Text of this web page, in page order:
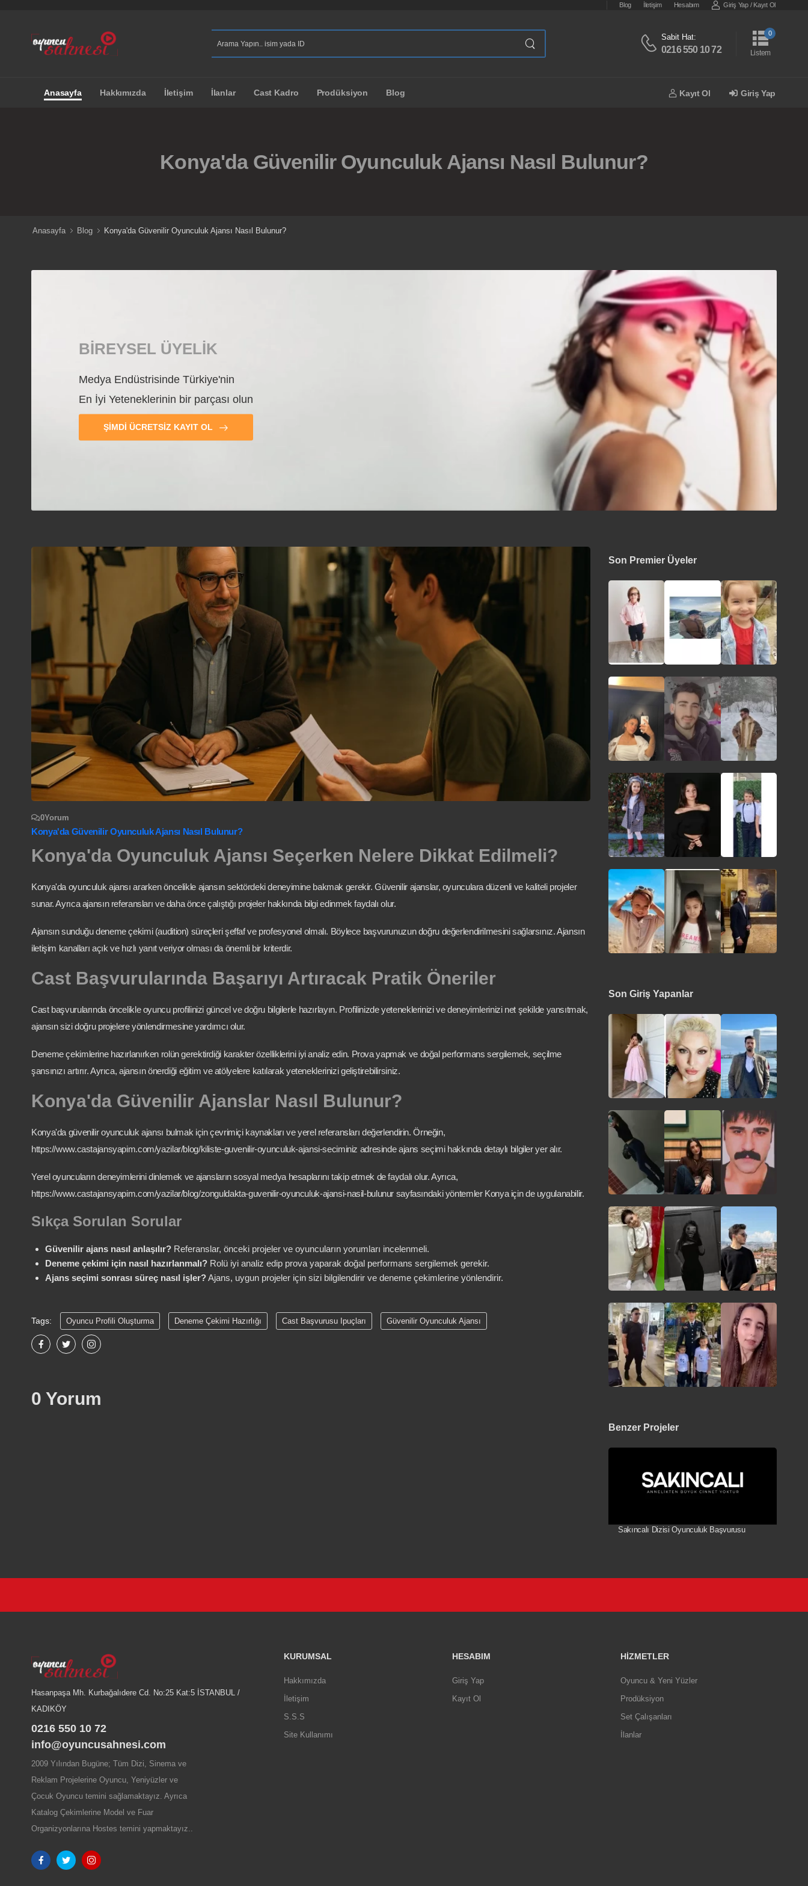
Blog İletişim Hesabım Giriş Yap / Kayıt Ol
Sabit Hat:
0216 550 10 72
0
Listem
Anasayfa Hakkımızda İletişim İlanlar Cast Kadro Prodüksiyon Blog Kayıt Ol Giriş Yap
Konya'da Güvenilir Oyunculuk Ajansı Nasıl Bulunur?
Anasayfa Blog Konya'da Güvenilir Oyunculuk Ajansı Nasıl Bulunur?
BIREYSEL ÜYELIK
Medya Endüstrisinde Türkiye'nin
En İyi Yeteneklerinin bir parçası olun
ŞIMDI ÜCRETSIZ KAYIT OL
0Yorum
Konya'da Güvenilir Oyunculuk Ajansı Nasıl Bulunur?
Konya'da Oyunculuk Ajansı Seçerken Nelere Dikkat Edilmeli?
Konya'da oyunculuk ajansı ararken öncelikle ajansın sektördeki deneyimine bakmak gerekir. Güvenilir ajanslar, oyunculara düzenli ve kaliteli projeler
sunar. Ayrıca ajansın referansları ve daha önce çalıştığı projeler hakkında bilgi edinmek faydalı olur.
Ajansın sunduğu deneme çekimi (audition) süreçleri şeffaf ve profesyonel olmalı. Böylece başvurunuzun doğru değerlendirilmesini sağlarsınız. Ajansın
iletişim kanalları açık ve hızlı yanıt veriyor olması da önemli bir kriterdir.
Cast Başvurularında Başarıyı Artıracak Pratik Öneriler
Cast başvurularında öncelikle oyuncu profilinizi güncel ve doğru bilgilerle hazırlayın. Profilinizde yeteneklerinizi ve deneyimlerinizi net şekilde yansıtmak,
ajansın sizi doğru projelere yönlendirmesine yardımcı olur.
Deneme çekimlerine hazırlanırken rolün gerektirdiği karakter özelliklerini iyi analiz edin. Prova yapmak ve doğal performans sergilemek, seçilme
şansınızı artırır. Ayrıca, ajansın önerdiği eğitim ve atölyelere katılarak yeteneklerinizi geliştirebilirsiniz.
Konya'da Güvenilir Ajanslar Nasıl Bulunur?
Konya'da güvenilir oyunculuk ajansı bulmak için çevrimiçi kaynakları ve yerel referansları değerlendirin. Örneğin,
https://www.castajansyapim.com/yazilar/blog/kiliste-guvenilir-oyunculuk-ajansi-seciminiz adresinde ajans seçimi hakkında detaylı bilgiler yer alır.
Yerel oyuncuların deneyimlerini dinlemek ve ajansların sosyal medya hesaplarını takip etmek de faydalı olur. Ayrıca,
https://www.castajansyapim.com/yazilar/blog/zonguldakta-guvenilir-oyunculuk-ajansi-nasil-bulunur sayfasındaki yöntemler Konya için de uygulanabilir.
Sıkça Sorulan Sorular
Güvenilir ajans nasıl anlaşılır?Referanslar, önceki projeler ve oyuncuların yorumları incelenmeli.
Deneme çekimi için nasıl hazırlanmalı?Rolü iyi analiz edip prova yaparak doğal performans sergilemek gerekir.
Ajans seçimi sonrası süreç nasıl işler?Ajans, uygun projeler için sizi bilgilendirir ve deneme çekimlerine yönlendirir.
Tags: Oyuncu Profili Oluşturma Deneme Çekimi Hazırlığı Cast Başvurusu Ipuçları Güvenilir Oyunculuk Ajansı
Ajans Seçimi Kriterleri
0 Yorum
Son Premier Üyeler
Son Giriş Yapanlar
Benzer Projeler
Sakıncalı Dizisi Oyunculuk Başvurusu
Hasanpaşa Mh. Kurbağalıdere Cd. No:25 Kat:5 İSTANBUL /
KADIKÖY
0216 550 10 72
info@oyuncusahnesi.com
2009 Yılından Bugüne; Tüm Dizi, Sinema ve
Reklam Projelerine Oyuncu, Yeniyüzler ve
Çocuk Oyuncu temini sağlamaktayız. Ayrıca
Katalog Çekimlerine Model ve Fuar
Organizyonlarına Hostes temini yapmaktayız..
KURUMSAL
Hakkımızda
İletişim
S.S.S
Site Kullanımı
HESABIM
Giriş Yap
Kayıt Ol
HIZMETLER
Oyuncu & Yeni Yüzler
Prodüksiyon
Set Çalışanları
İlanlar